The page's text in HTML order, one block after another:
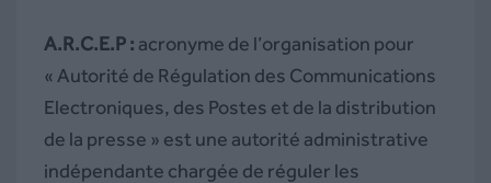
A.R.C.E.P : acronyme de l’organisation pour
« Autorité de Régulation des Communications
Electroniques, des Postes et de la distribution
de la presse » est une autorité administrative
indépendante chargée de réguler les